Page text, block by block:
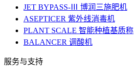
JET BYPASS-Ⅲ 博润三施肥机
ASEPTICER 紫外线消毒机
PLANT SCALE 智能种植基质称
BALANCER 调酸机
服务与支持